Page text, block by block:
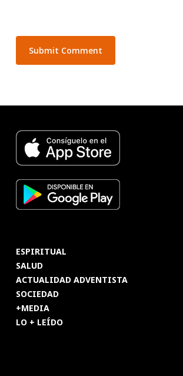
ESPIRITUAL
SALUD
ACTUALIDAD ADVENTISTA
SOCIEDAD
+MEDIA
LO + LEÍDO